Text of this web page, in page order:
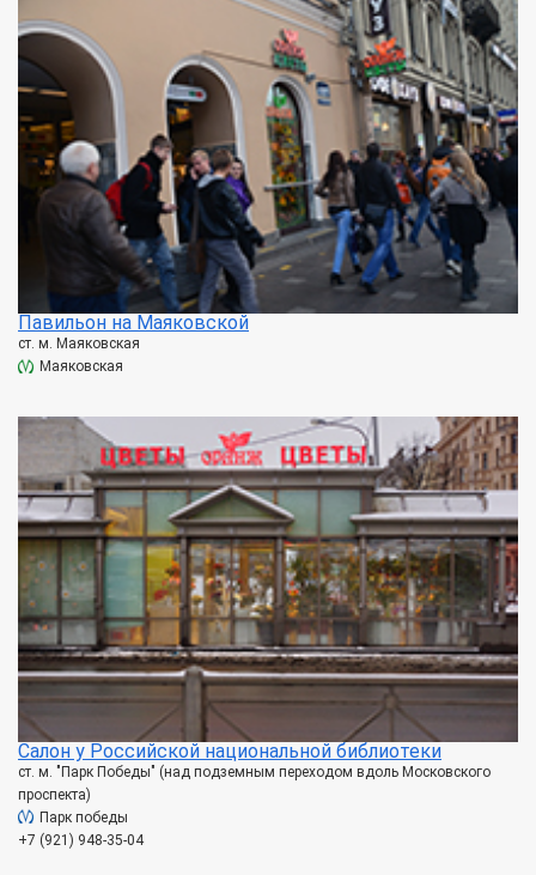
Павильон на Маяковской
ст. м. Маяковская
Маяковская
Салон у Российской национальной библиотеки
ст. м. "Парк Победы" (над подземным переходом вдоль Московского
проспекта)
Парк победы
+7 (921) 948-35-04